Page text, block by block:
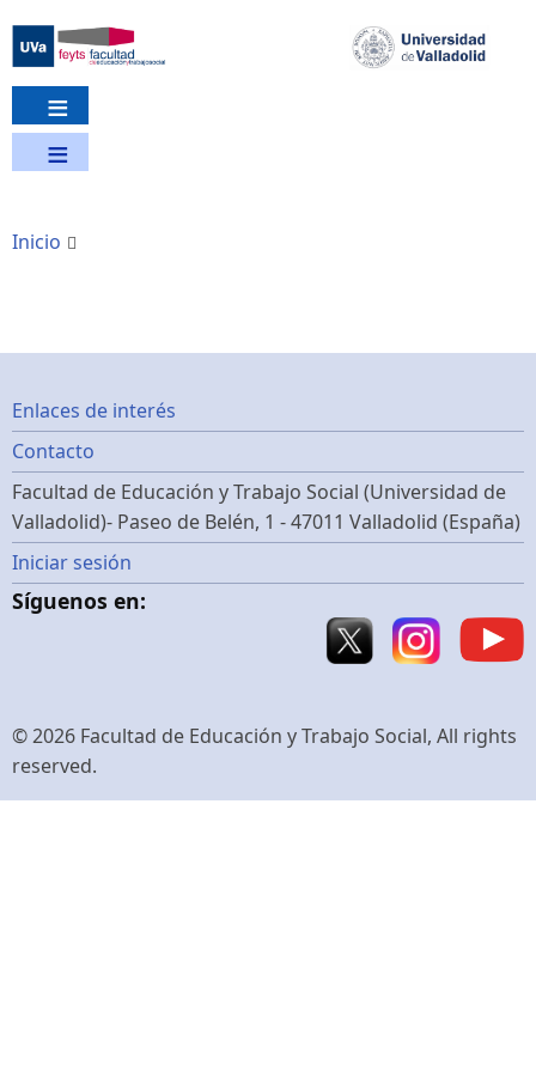
contenido
principal
Inicio
Footer
menu
Enlaces de interés
Contacto
Facultad de Educación y Trabajo Social (Universidad de
Valladolid)- Paseo de Belén, 1 - 47011 Valladolid (España)
Menú
de
de
usuario
Iniciar sesión
Síguenos en:
© 2026 Facultad de Educación y Trabajo Social, All rights
reserved.